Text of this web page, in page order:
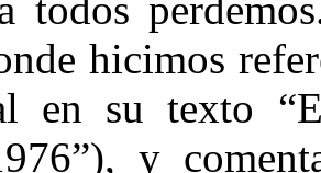
todos
hicimos
en su texto
), y